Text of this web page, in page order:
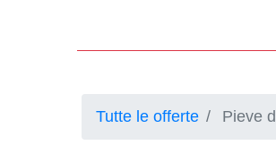
Tutte le offerte Pieve